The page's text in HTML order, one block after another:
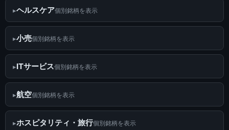
ヘルスケア個別銘柄を表示
小売個別銘柄を表示
ITサービス個別銘柄を表示
航空個別銘柄を表示
ホスピタリティ・旅行個別銘柄を表示